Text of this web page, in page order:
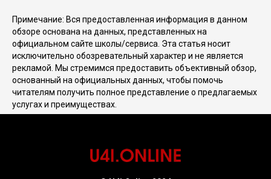
Примечание: Вся предоставленная информация в данном
обзоре основана на данных, представленных на
официальном сайте школы/сервиса. Эта статья носит
исключительно обозревательный характер и не является
рекламой. Мы стремимся предоставить объективный обзор,
основанный на официальных данных, чтобы помочь
читателям получить полное представление о предлагаемых
услугах и преимуществах.